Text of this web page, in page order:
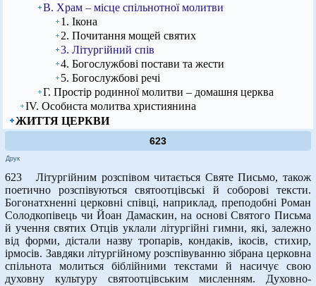
В. Храм – місце спільнотної молитви
1. Ікона
2. Почитання мощей святих
3. Літургійний спів
4. Богослужбові постави та жести
5. Богослужбові речі
Г. Простір родинної молитви – домашня церква
ІV. Особиста молитва християнина
ЖИТТЯ ЦЕРКВИ
623
Друк
623 Літургійним розспівом читається Святе Письмо, також
поетично розспівуються святоотцівські й соборові тексти.
Богонатхненні церковні співці, наприклад, преподобні Роман
Солодкопівець чи Йоан Дамаскин, на основі Святого Письма
й учення святих Отців уклали літургійні гимни, які, залежно
від форми, дістали назву тропарів, кондаків, ікосів, стихир,
ірмосів. Завдяки літургійному розспівуванню зібрана церковна
спільнота молиться біблійними текстами й насичує свою
духовну культуру святоотцівським мисленням. Духовно-